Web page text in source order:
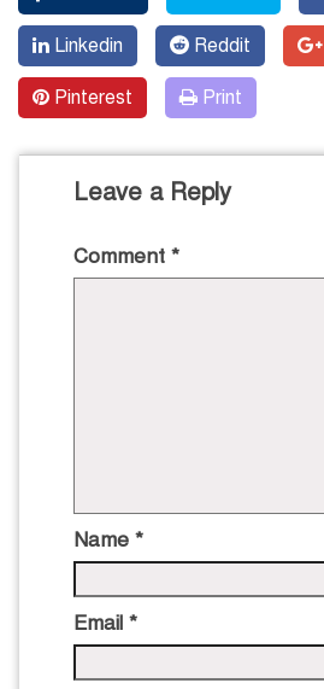
Linkedin Reddit
Pinterest Print
Leave a Reply
Comment *
Name *
Email *